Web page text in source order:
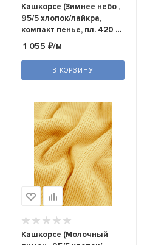
Кашкорсе (Зимнее небо ,
95/5 хлопок/лайкра,
компакт пенье, пл. 420 г/
м2, шир.120 см)
1 055 ₽/м
В КОРЗИНУ
Кашкорсе (Молочный